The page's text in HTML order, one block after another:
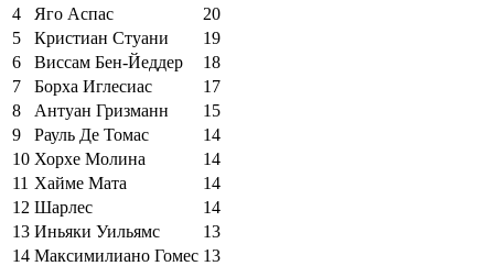
4
Яго Аспас
20
5
Кристиан Стуани
19
6
Виссам Бен-Йеддер
18
7
Борха Иглесиас
17
8
Антуан Гризманн
15
9
Рауль Де Томас
14
10 Хорхе Молина
14
11 Хайме Мата
14
12 Шарлес
14
13 Иньяки Уильямс
13
14 Максимилиано Гомес 13